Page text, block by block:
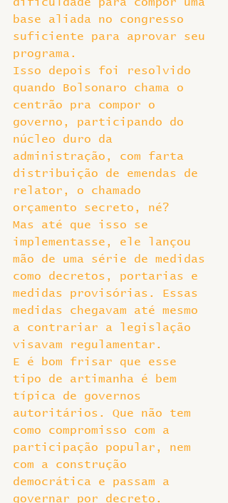
base aliada no congresso
suficiente para aprovar seu
programa.
Isso depois foi resolvido
quando Bolsonaro chama o
centrão pra compor o
governo, participando do
núcleo duro da
administração, com farta
distribuição de emendas de
relator, o chamado
orçamento secreto, né?
Mas até que isso se
implementasse, ele lançou
mão de uma série de medidas
como decretos, portarias e
medidas provisórias. Essas
medidas chegavam até mesmo
a contrariar a legislação
visavam regulamentar.
E é bom frisar que esse
tipo de artimanha é bem
típica de governos
autoritários. Que não tem
como compromisso com a
participação popular, nem
com a construção
democrática e passam a
governar por decreto.